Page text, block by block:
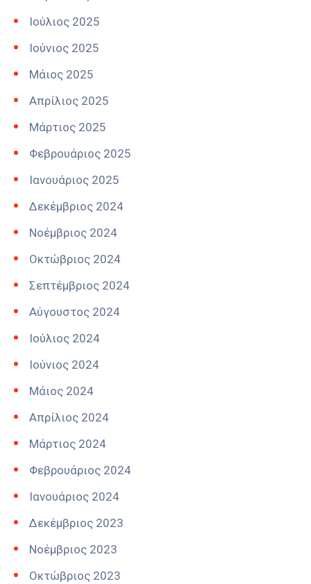
Ιούλιος 2025
Ιούνιος 2025
Μάιος 2025
Απρίλιος 2025
Μάρτιος 2025
Φεβρουάριος 2025
Ιανουάριος 2025
Δεκέμβριος 2024
Νοέμβριος 2024
Οκτώβριος 2024
Σεπτέμβριος 2024
Αύγουστος 2024
Ιούλιος 2024
Ιούνιος 2024
Μάιος 2024
Απρίλιος 2024
Μάρτιος 2024
Φεβρουάριος 2024
Ιανουάριος 2024
Δεκέμβριος 2023
Νοέμβριος 2023
Οκτώβριος 2023